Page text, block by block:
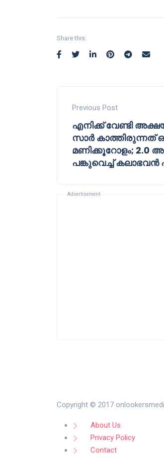
Share this:
Previous Post
എനിക്ക് വേണ്ടി
സാർ കാത്തിരുന്നത്
മണിക്കൂറോളം; 2.0
പങ്കുവെച്ച്
Advertisement
Copyright © 2017
About Us
Privacy Policy
Contact